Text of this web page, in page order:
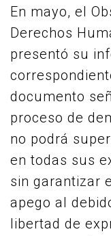
En mayo, el
Derechos
presentó su
documento
proceso de
no podrá
en todas sus
sin garantizar
apego al
libertad de